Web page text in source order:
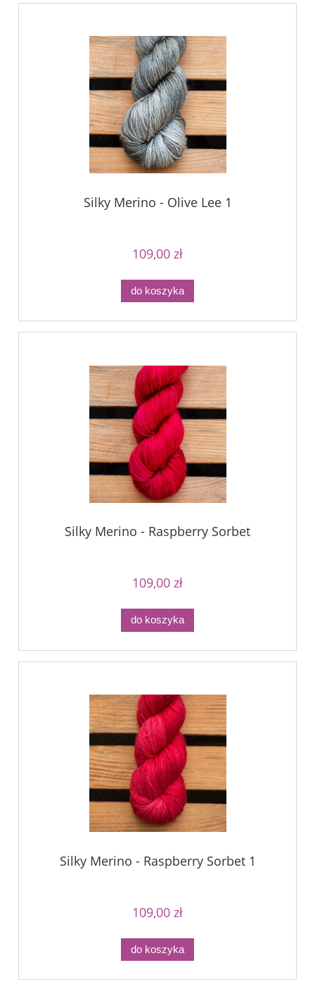
Silky Merino - Olive Lee 1
109,00 zł
do koszyka
Silky Merino - Raspberry Sorbet
109,00 zł
do koszyka
Silky Merino - Raspberry Sorbet 1
109,00 zł
do koszyka